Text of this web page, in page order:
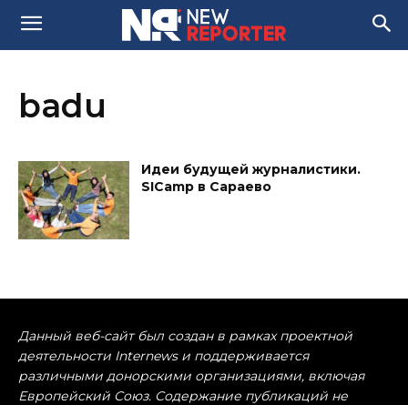
badu
Идеи будущей журналистики.
SICamp в Сараево
Данный веб-сайт был создан в рамках проектной
деятельности Internews и поддерживается
различными донорскими организациями, включая
Европейский Союз. Содержание публикаций не